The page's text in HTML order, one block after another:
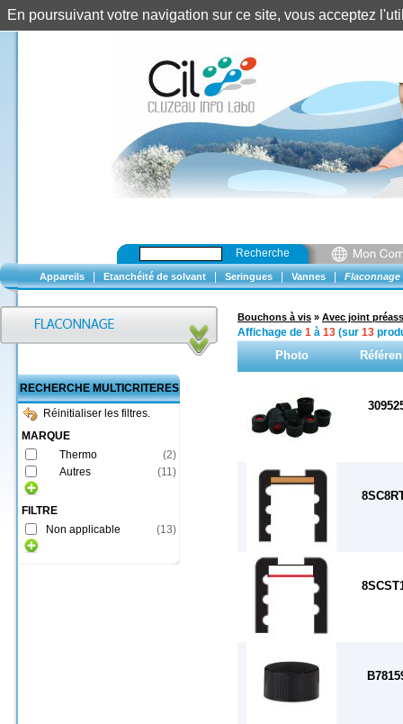
Recherche
Appareils Etanchéité de solvant Seringues Vannes Flaconnage
RECHERCHE MULTICRITERES
Réinitialiser les filtres.
MARQUE
Thermo
(2)
Autres
(11)
FILTRE
Non applicable
(13)
Bouchons à vis » Avec joint
Affichage de 1 à 13 (sur 13
Photo
En poursuivant votre navigation sur ce site, vous acceptez